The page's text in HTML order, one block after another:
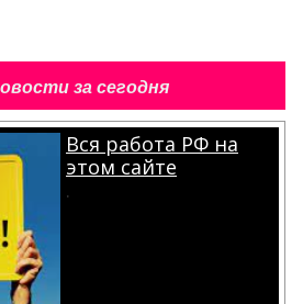
за сегодня
Вся работа РФ на
этом сайте
.